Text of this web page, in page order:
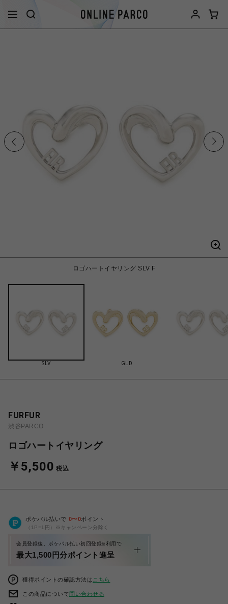
ロゴハートイヤリング SLV F
SLV GLD
FURFUR
渋谷PARCO
ロゴハートイヤリング
￥5,500 税込
ポケパル払いで 0〜0ポイント
（1P=1円）※キャンペーン分除く
会員登録後、ポケパル払い初回登録&利用で
最大1,500円分ポイント進呈
獲得ポイントの確認方法は こちら
この商品について問い合わせる